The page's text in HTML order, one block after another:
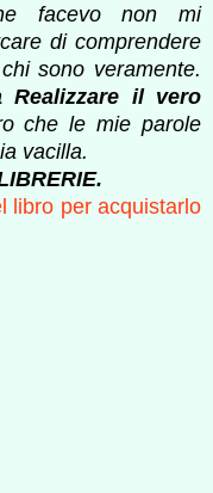
facevo non mi
di comprendere
sono veramente.
Realizzare il vero
che le mie parole
vacilla.
libro per acquistarlo